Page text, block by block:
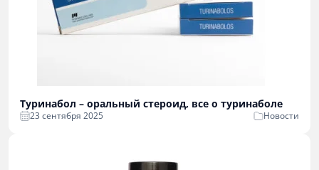
Туринабол – оральный стероид, все о туринаболе
23 сентября 2025 Новости